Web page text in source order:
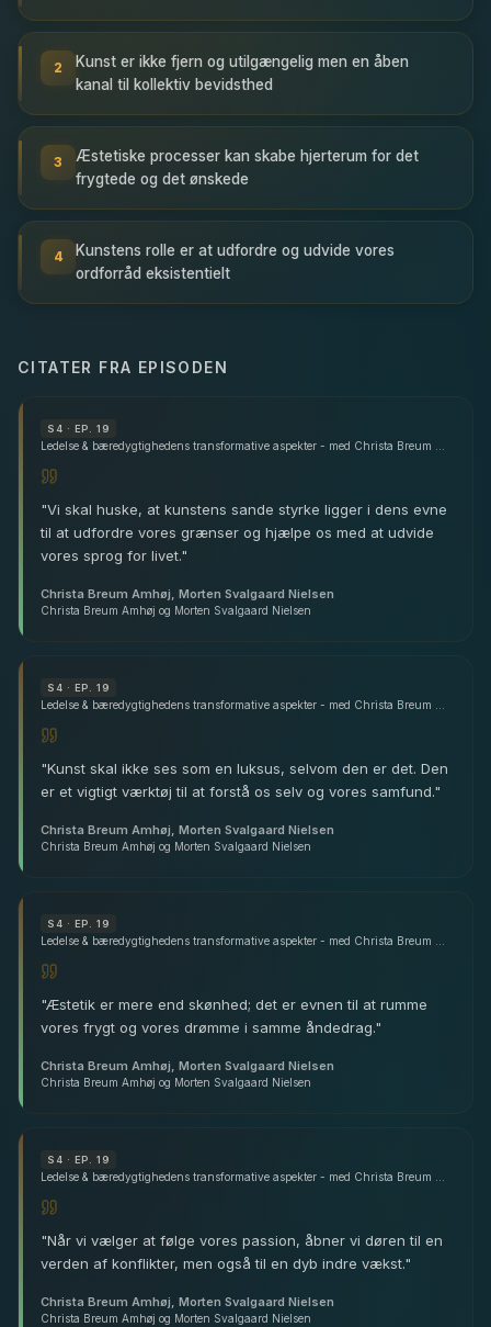
2
Kunst er ikke fjern og utilgængelig men en åben
kanal til kollektiv bevidsthed
3
Æstetiske processer kan skabe hjerterum for det
frygtede og det ønskede
4
Kunstens rolle er at udfordre og udvide vores
ordforråd eksistentielt
CITATER FRA EPISODEN
S4 · EP. 19
"Vi skal huske, at kunstens sande styrke ligger i dens evne
til at udfordre vores grænser og hjælpe os med at udvide
vores sprog for livet."
Christa Breum Amhøj, Morten Svalgaard Nielsen
Christa Breum Amhøj og Morten Svalgaard Nielsen
S4 · EP. 19
"Kunst skal ikke ses som en luksus, selvom den er det. Den
er et vigtigt værktøj til at forstå os selv og vores samfund."
Christa Breum Amhøj, Morten Svalgaard Nielsen
Christa Breum Amhøj og Morten Svalgaard Nielsen
S4 · EP. 19
"Æstetik er mere end skønhed; det er evnen til at rumme
vores frygt og vores drømme i samme åndedrag."
Christa Breum Amhøj, Morten Svalgaard Nielsen
Christa Breum Amhøj og Morten Svalgaard Nielsen
S4 · EP. 19
"Når vi vælger at følge vores passion, åbner vi døren til en
verden af konflikter, men også til en dyb indre vækst."
Christa Breum Amhøj, Morten Svalgaard Nielsen
Christa Breum Amhøj og Morten Svalgaard Nielsen